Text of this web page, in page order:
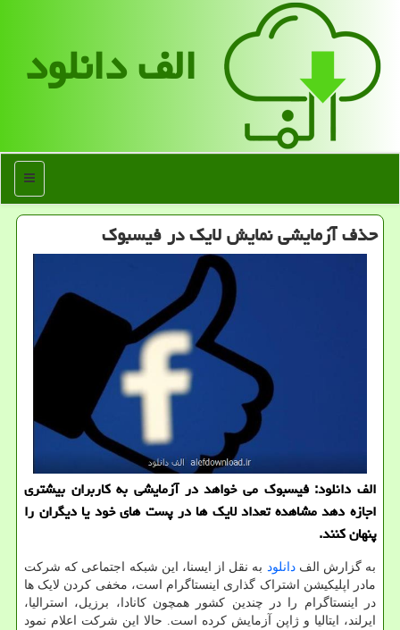
الف دانلود
منو
حذف آزمایشی نمایش لایك در فیسبوك
الف دانلود: فیسبوک می خواهد در آزمایشی به کاربران بیشتری
اجازه دهد مشاهده تعداد لایک ها در پست های خود یا دیگران را
پنهان کنند.
به گزارش الفدانلود به نقل از ایسنا، این شبکه اجتماعی که شرکت
مادر اپلیکیشن اشتراک گذاری اینستاگرام است، مخفی کردن لایک ها
در اینستاگرام را در چندین کشور همچون کانادا، برزیل، استرالیا،
ایرلند، ایتالیا و ژاپن آزمایش کرده است. حالا این شرکت اعلام نمود